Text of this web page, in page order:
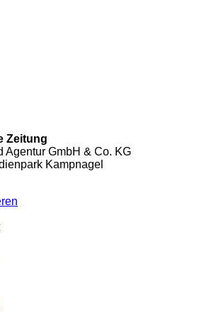
Zeitung
Agentur GmbH & Co. KG
Kampnagel